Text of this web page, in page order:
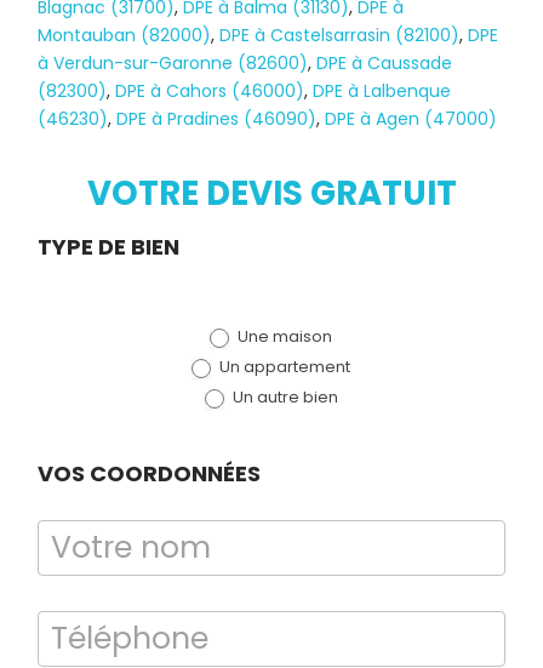
Diagnostic
Blagnac (31700),DPE à Balma (31130),DPE à
Montauban (82000),DPE à Castelsarrasin (82100),DPE
à Verdun-sur-Garonne (82600),DPE à Caussade
(82300),DPE à Cahors (46000),DPE à Lalbenque
(46230),DPE à Pradines (46090),DPE à Agen (47000)
VOTRE DEVIS GRATUIT
Demande
TYPE DE BIEN
Une maison
Un appartement
Un autre bien
VOS COORDONNÉES